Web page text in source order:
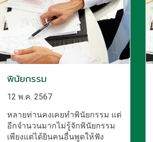
พินัยกรรม
12 พ.ค. 2567
หลายท่านคงเคยทำพินัยกรรม แต่
อีกจำนวนมากไม่รู้จักพินัยกรรม
เพียงแต่ได้ยินคนอื่นพูดให้ฟัง